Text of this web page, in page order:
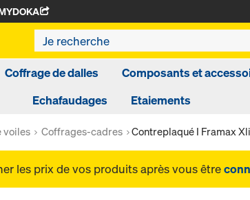
Coffrage de dalles Composants et
Echafaudages
Etaiements
voiles Coffrages-cadres Contreplaqué I Framax
les prix de vos produits après vous être